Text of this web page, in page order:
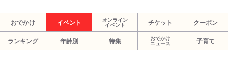
おでかけ イベント
オンライン
イベント
チケット クーポン
ランキング 年齢別 特集
おでかけ
ニュース
子育て